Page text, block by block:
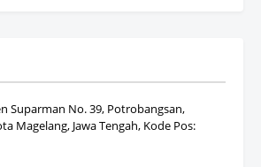
Suparman No. 39, Potrobangsan,
Magelang, Jawa Tengah, Kode Pos: